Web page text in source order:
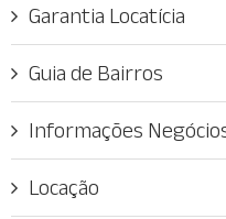
Garantia Locatícia
Guia de Bairros
Informações
Locação